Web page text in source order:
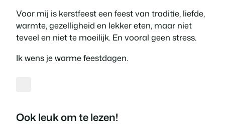
Voor mij is kerstfeest een feest van traditie, liefde,
warmte, gezelligheid en lekker eten, maar niet
teveel en niet te moeilijk. En vooral geen stress.
Ik wens je warme feestdagen.
Ook leuk om te lezen!